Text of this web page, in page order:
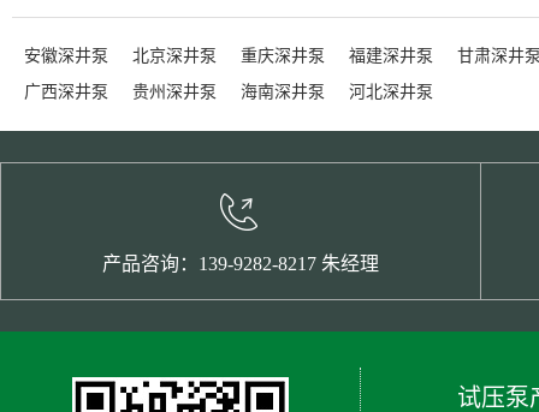
安徽深井泵 北京深井泵 重庆深井泵 福建深井泵
甘肃深井
广西深井泵
贵州深井泵 海南深井泵 河北深井泵
产品咨询：139-9282-8217 朱经理
试压泵